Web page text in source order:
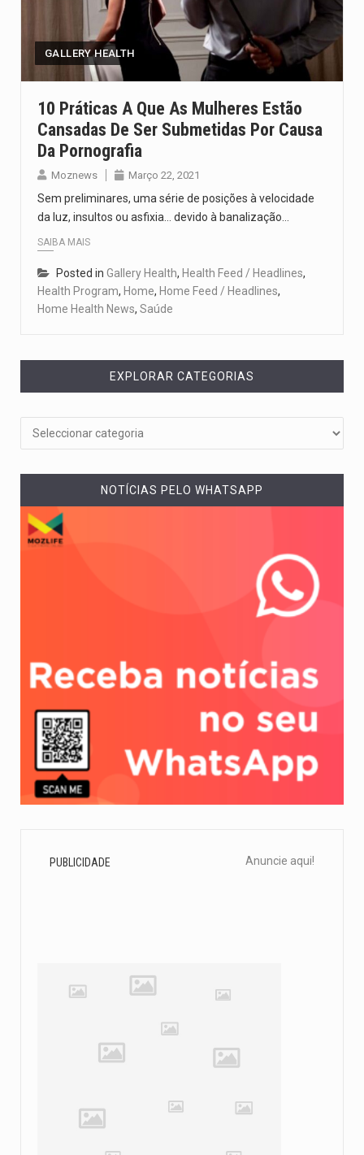
O Departamento de Estado norte-americano confirmou que cidadãos dos Estados…
GALLERY HEALTH
10 Práticas A Que As Mulheres Estão
Cansadas De Ser Submetidas Por Causa
Da Pornografia
Moznews Março 22, 2021
Sem preliminares, uma série de posições à velocidade
da luz, insultos ou asfixia… devido à banalização…
SAIBA MAIS
Posted in Gallery Health, Health Feed / Headlines,
Health Program, Home, Home Feed / Headlines,
Home Health News, Saúde
EXPLORAR CATEGORIAS
NOTÍCIAS PELO WHATSAPP
PUBLICIDADE Anuncie aqui!